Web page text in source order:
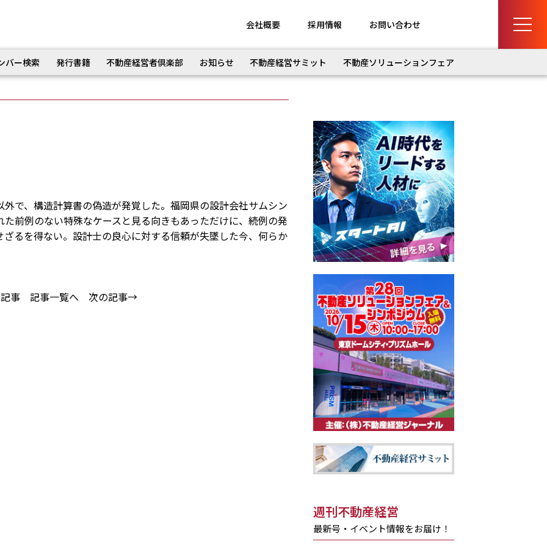
会社概要 採用情報 お問い合わせ
バー検索 発行書籍 不動産経営者倶楽部 お知らせ 不動産経営サミット 不動産ソリューションフェア
で、構造計算書の偽造が発覚した。福岡県の設計会社サムシン
前例のない特殊なケースと見る向きもあっただけに、続例の発
るを得ない。設計士の良心に対する信頼が失墜した今、何らか
事 記事一覧へ 次の記事→
週刊不動産経営
最新号・イベント情報をお届け！